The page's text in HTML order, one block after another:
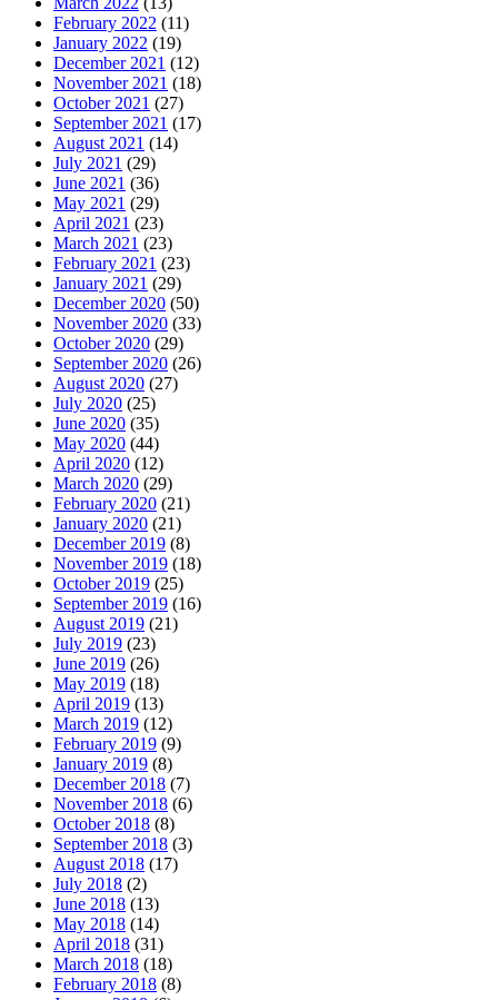
February 2022 (11)
January 2022 (19)
December 2021 (12)
November 2021 (18)
October 2021 (27)
September 2021 (17)
August 2021 (14)
July 2021 (29)
June 2021 (36)
May 2021 (29)
April 2021 (23)
March 2021 (23)
February 2021 (23)
January 2021 (29)
December 2020 (50)
November 2020 (33)
October 2020 (29)
September 2020 (26)
August 2020 (27)
July 2020 (25)
June 2020 (35)
May 2020 (44)
April 2020 (12)
March 2020 (29)
February 2020 (21)
January 2020 (21)
December 2019 (8)
November 2019 (18)
October 2019 (25)
September 2019 (16)
August 2019 (21)
July 2019 (23)
June 2019 (26)
May 2019 (18)
April 2019 (13)
March 2019 (12)
February 2019 (9)
January 2019 (8)
December 2018 (7)
November 2018 (6)
October 2018 (8)
September 2018 (3)
August 2018 (17)
July 2018 (2)
June 2018 (13)
May 2018 (14)
April 2018 (31)
March 2018 (18)
February 2018 (8)